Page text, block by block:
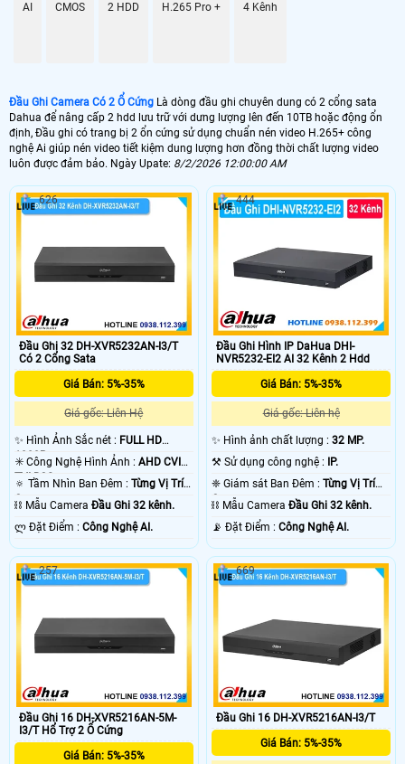
AI CMOS 2 HDD H.265 Pro + 4 Kênh
Đầu Ghi Camera Có 2 Ổ Cứng Là dòng đầu ghi chuyên dung có 2 cổng sata
Dahua để nâng cấp 2 hdd lưu trữ với dưng lượng lên đến 10TB hoặc động ổn
định, Đầu ghi có trang bị 2 ổn cứng sử dụng chuẩn nén video H.265+ công
nghệ Ai giúp nén video tiết kiệm dung lượng hơn đồng thời chất lượng video
luôn được đảm bảo. Ngày Upate: 8/2/2026 12:00:00 AM
Đầu Ghi 32 DH-XVR5232AN-I3/T
Có 2 Cổng Sata
Giá Bán: 5%-35%
Giá gốc: Liên Hệ
✨ Hình Ảnh Sắc nét : FULL HD
1080P .
✳️ Công Nghệ Hình Ảnh : AHD CVI
TVI BCS.
🔅 Tầm Nhìn Ban Đêm : Từng Vị Trí
Camera .
⛓ Mẫu Camera Đầu Ghi 32 kênh.
️ლ Đặt Điểm : Công Nghệ AI.
626
Đầu Ghi Hình IP DaHua DHI-
NVR5232-EI2 AI 32 Kênh 2 Hdd
Giá Bán: 5%-35%
Giá gốc: Liên hệ
✨ Hình ảnh chất lượng :32 MP.
⚒ Sử dụng công nghệ :
IP.
❈ Giám sát Ban Đêm :Từng Vị Trí
Camera .
⛓ Mẫu CameraĐầu Ghi 32 kênh.
️📡 Đặt Điểm :Công Nghệ AI.
444
Đầu Ghi 16 DH-XVR5216AN-5M-
I3/T Hổ Trợ 2 Ổ Cứng
Giá Bán: 5%-35%
257
Đầu Ghi 16 DH-XVR5216AN-I3/T
Giá Bán: 5%-35%
669